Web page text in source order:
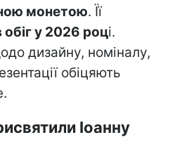
монетою. Її
обіг у 2026 році.
дизайну, номіналу,
обіцяють
Іоанну